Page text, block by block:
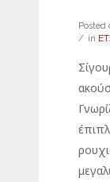
Posted
in